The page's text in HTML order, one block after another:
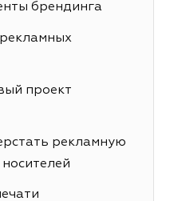
брендинга
проект
рекламную